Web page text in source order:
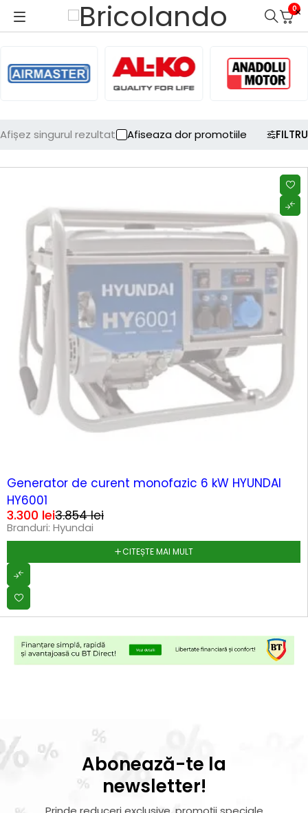
0
FILTRU
Afișez singurul rezultat Afiseaza dor promotiile
Generator de curent monofazic 6 kW HYUNDAI
HY6001
3.854lei
3.300 lei
Branduri: Hyundai
CITEȘTE MAI MULT
Abonează-te la
newsletter!